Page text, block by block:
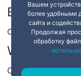
Background
Color
Window
Color
Вашем
более удобными
сайта и
Продолжая
обработку